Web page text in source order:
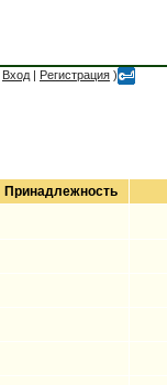
Вход | Регистрация )
Принадлежность